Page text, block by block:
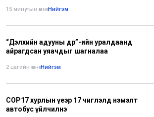
15 минутын өмнө•Нийгэм
“Дэлхийн адууны өдөр”-ийн уралдаанд
айрагдсан уяачдыг шагналаа
2 цагийн өмнө•Нийгэм
COP17 хурлын үеэр 17 чиглэлд нэмэлт
автобус үйлчилнэ